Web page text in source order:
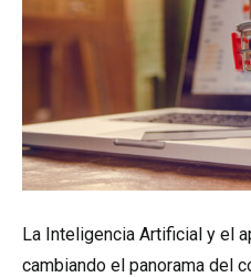
La Inteligencia Artificial y el
cambiando el panorama del